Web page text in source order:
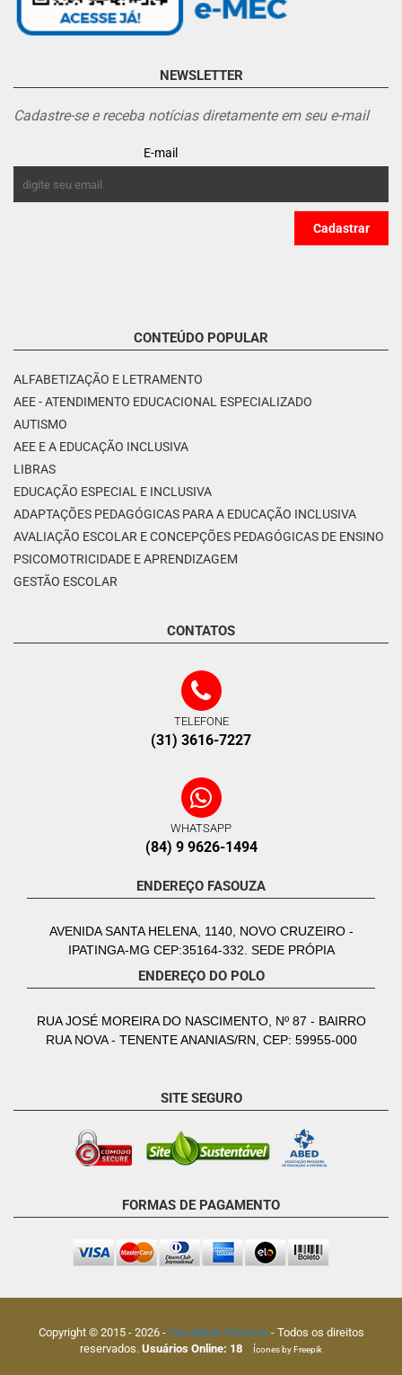
NEWSLETTER
Cadastre-se e receba notícias diretamente em seu e-mail
E-mail
CONTEÚDO POPULAR
ALFABETIZAÇÃO E LETRAMENTO
AEE - ATENDIMENTO EDUCACIONAL ESPECIALIZADO
AUTISMO
AEE E A EDUCAÇÃO INCLUSIVA
LIBRAS
EDUCAÇÃO ESPECIAL E INCLUSIVA
ADAPTAÇÕES PEDAGÓGICAS PARA A EDUCAÇÃO INCLUSIVA
AVALIAÇÃO ESCOLAR E CONCEPÇÕES PEDAGÓGICAS DE ENSINO
PSICOMOTRICIDADE E APRENDIZAGEM
GESTÃO ESCOLAR
CONTATOS
TELEFONE
(31) 3616-7227
WHATSAPP
(84) 9 9626-1494
ENDEREÇO FASOUZA
AVENIDA SANTA HELENA, 1140, NOVO CRUZEIRO -
IPATINGA-MG CEP:35164-332. SEDE PRÓPIA
ENDEREÇO DO POLO
RUA JOSÉ MOREIRA DO NASCIMENTO, Nº 87 - BAIRRO
RUA NOVA - TENENTE ANANIAS/RN, CEP: 59955-000
SITE SEGURO
FORMAS DE PAGAMENTO
Copyright © 2015 - 2026- Faculdade FaSouza- Todos os direitos
reservados. Usuários Online: 18 Ícones by Freepik